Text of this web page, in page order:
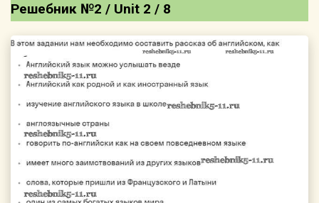
Решебник №2 / Unit 2 / 8